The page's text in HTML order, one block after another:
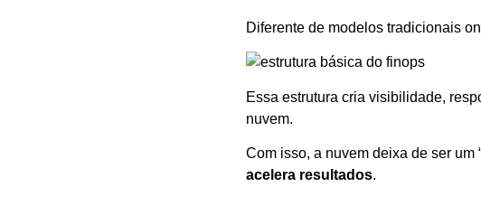
Diferente de modelos tradicionais
Essa estrutura cria visibilidade,
nuvem.
Com isso, a nuvem deixa de ser um
acelera resultados.